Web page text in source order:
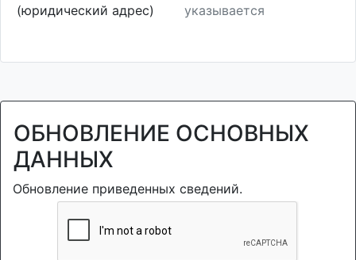
(юридический адрес)
указывается
ОБНОВЛЕНИЕ ОСНОВНЫХ
ДАННЫХ
Обновление приведенных сведений.